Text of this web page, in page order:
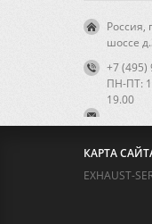
Россия,
шоссе
+7 (495)
ПН-ПТ:
19.00
КАРТА
EXHAUST-